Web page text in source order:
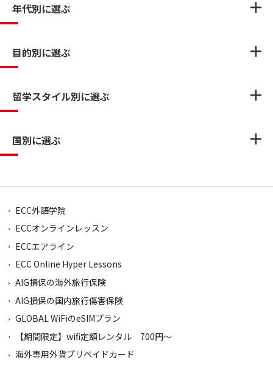
年代別に選ぶ
目的別に選ぶ
留学スタイル別に選ぶ
国別に選ぶ
ECC外語学院
ECCオンラインレッスン
ECCエアライン
ECC Online Hyper Lessons
AIG損保の海外旅行保険
AIG損保の国内旅行傷害保険
GLOBAL WiFiのeSIMプラン
【期間限定】wifi定額レンタル 700円～
海外専用外貨プリペイドカード